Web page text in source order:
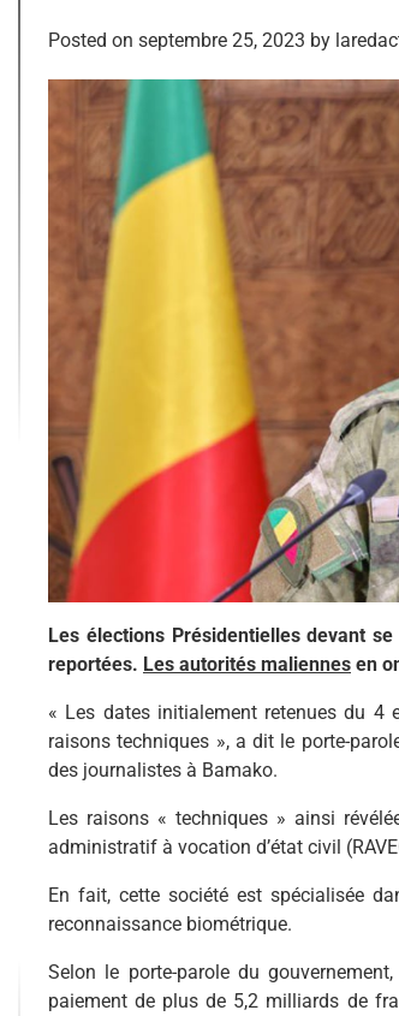
Posted on septembre 25, 2023 by
Les élections Présidentielles devant
reportées. Les autorités maliennes en
« Les dates initialement retenues du
raisons techniques », a dit le porte-
des journalistes à Bamako.
Les raisons « techniques » ainsi
administratif à vocation d’état civil
En fait, cette société est spécialisée
reconnaissance biométrique.
Selon le porte-parole du
paiement de plus de 5,2 milliards de